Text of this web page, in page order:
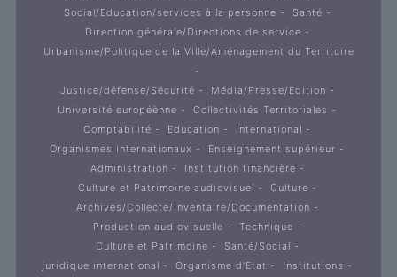
Social/Education/services à la personne
Santé
Direction générale/Directions de service
Urbanisme/Politique de la Ville/Aménagement du Territoire
Justice/défense/Sécurité
Média/Presse/Edition
Université européènne
Collectivités Territoriales
Comptabilité
Education
International
Organismes internationaux
Enseignement supérieur
Administration
Institution financière
Culture et Patrimoine audiovisuel
Culture
Archives/Collecte/Inventaire/Documentation
Production audiovisuelle
Technique
Culture et Patrimoine
Santé/Social
juridique international
Organisme d'Etat Institutions